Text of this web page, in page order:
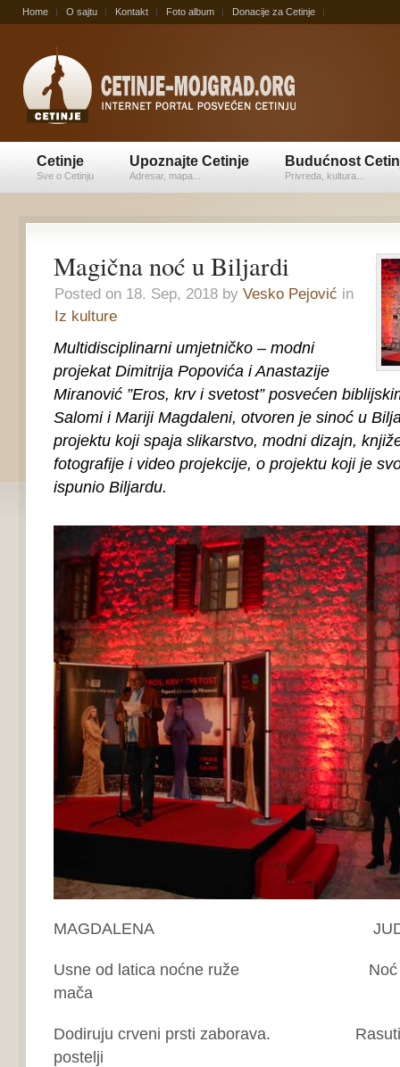
Home O sajtu Kontakt Foto album Donacije za Cetinje
Cetinje
Sve o Cetinju
Upoznajte Cetinje
Adresar, mapa...
Budućnost
Privreda, kultura...
Magična noć u Biljardi
Posted on 18. Sep, 2018 by Vesko Pejović in
Iz kulture
Multidisciplinarni umjetničko – modni
projekat Dimitrija Popovića i Anastazije
Miranović ”Eros, krv i svetost” posvećen
Salomi i Mariji Magdaleni, otvoren je sinoć u
projektu koji spaja slikarstvo, modni dizajn,
fotografije i video projekcije, o projektu koji je
ispunio Biljardu.
MAGDALENA
Usne od latica noćne ruže Noć se
mača
Dodiruju crveni prsti zaborava. Rasuti
postelji